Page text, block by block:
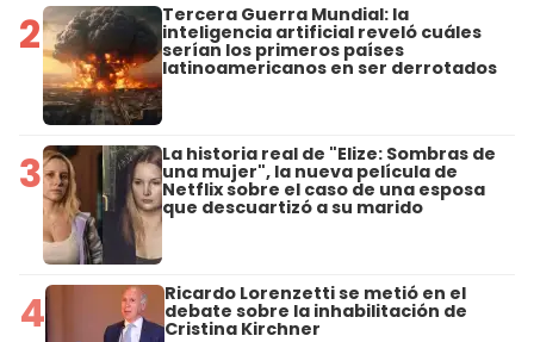
2 Tercera Guerra Mundial: la
inteligencia artificial reveló cuáles
serían los primeros países
latinoamericanos en ser derrotados
3 La historia real de "Elize: Sombras de
una mujer", la nueva película de
Netflix sobre el caso de una esposa
que descuartizó a su marido
4 Ricardo Lorenzetti se metió en el
debate sobre la inhabilitación de
Cristina Kirchner